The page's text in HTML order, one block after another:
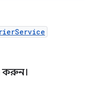
করুন।